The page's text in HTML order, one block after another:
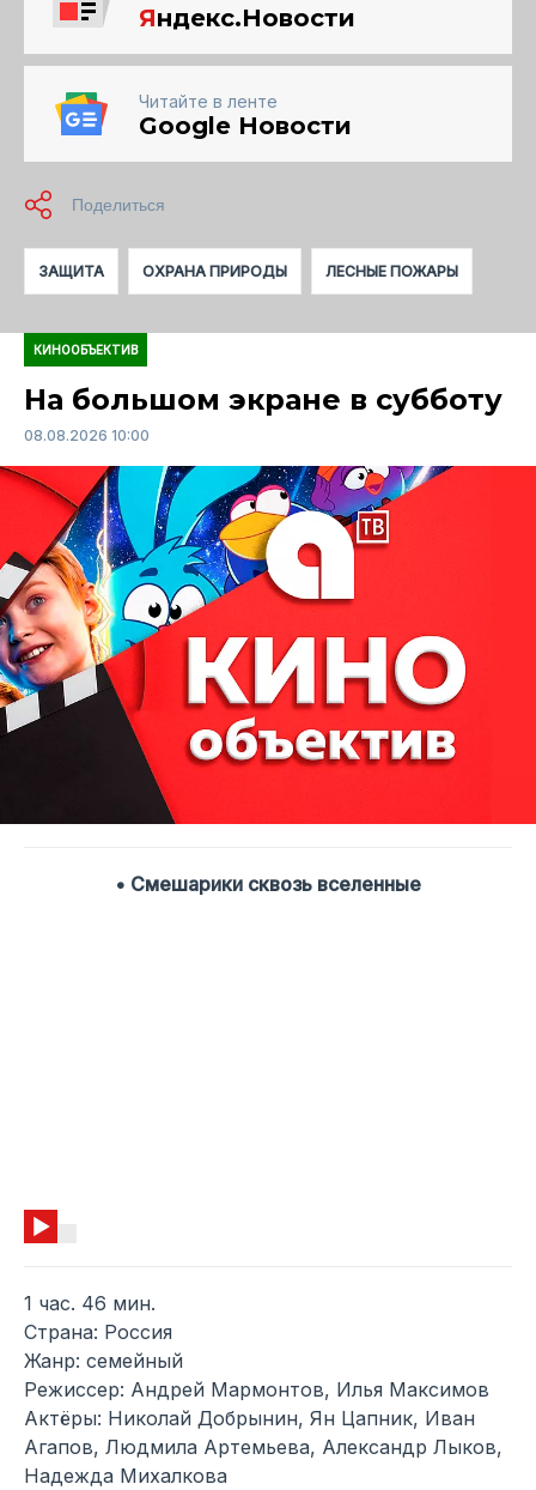
Яндекс.Новости
Читайте в ленте
Google Новости
ЗАЩИТА ОХРАНА ПРИРОДЫ ЛЕСНЫЕ ПОЖАРЫ
КИНООБЪЕКТИВ
На большом экране в субботу
08.08.2026 10:00
• Смешарики сквозь вселенные
1 час. 46 мин.
Страна: Россия
Жанр: семейный
Режиссер: Андрей Мармонтов, Илья Максимов
Актёры: Николай Добрынин, Ян Цапник, Иван
Агапов, Людмила Артемьева, Александр Лыков,
Надежда Михалкова